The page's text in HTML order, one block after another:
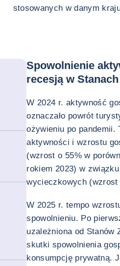
stosowanych w danym
Spowolnienie
recesją w
W 2024 r. aktywność
oznaczało powrót
ożywieniu po pandemii.
aktywności i wzrostu
(wzrost o 55% w
rokiem 2023) w
wycieczkowych (wzrost
W 2025 r. tempo
spowolnieniu. Po
uzależniona od Stanów
skutki spowolnienia
konsumpcję prywatną.